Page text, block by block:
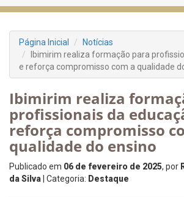
Página Inicial
Notícias
Ibimirim realiza formação para
e reforça compromisso com a qualidade
Ibimirim realiza
profissionais da
reforça compromisso
qualidade do ensino
Publicado em 06 de fevereiro de 2025, por
da Silva | Categoria: Destaque